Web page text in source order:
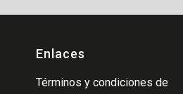
Enlaces
Términos y condiciones de